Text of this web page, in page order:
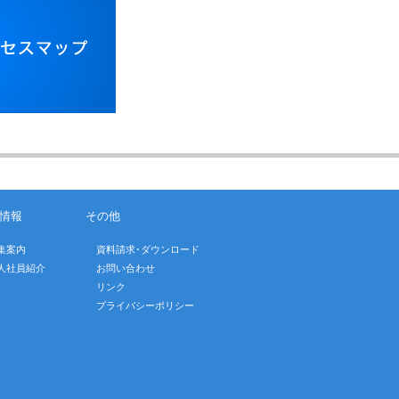
報
案内
社員紹介
その他
資料請求･ダウンロード
お問い合わせ
リンク
プライバシーポリシー